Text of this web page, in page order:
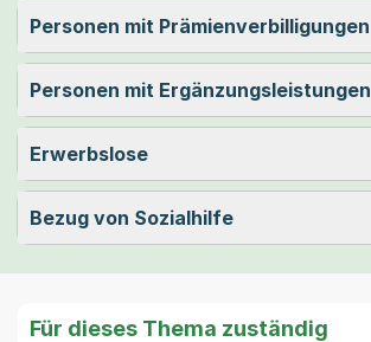
Personen mit Prämienverbilligungen
Personen mit Ergänzungsleistungen
Erwerbslose
Bezug von Sozialhilfe
Für dieses Thema zuständig